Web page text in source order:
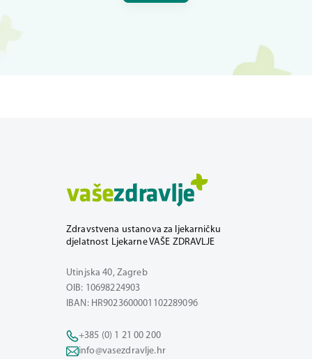
Zdravstvena ustanova za ljekarničku
djelatnost Ljekarne VAŠE ZDRAVLJE
Utinjska 40, Zagreb
OIB: 10698224903
IBAN: HR9023600001102289096
+385 (0) 1 21 00 200
info@vasezdravlje.hr